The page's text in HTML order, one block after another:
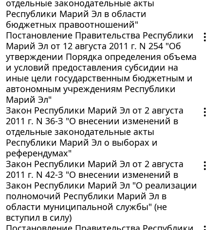
отдельные законодательные акты
Республики Марий Эл в области
бюджетных правоотношений"
Постановление Правительства Республики
Марий Эл от 12 августа 2011 г. N 254 "Об
утверждении Порядка определения объема
и условий предоставления субсидии на
иные цели государственным бюджетным и
автономным учреждениям Республики
Марий Эл"
Закон Республики Марий Эл от 2 августа
2011 г. N 36-З "О внесении изменений в
отдельные законодательные акты
Республики Марий Эл о выборах и
референдумах"
Закон Республики Марий Эл от 2 августа
2011 г. N 42-З "О внесении изменений в
Закон Республики Марий Эл "О реализации
полномочий Республики Марий Эл в
области муниципальной службы" (не
вступил в силу)